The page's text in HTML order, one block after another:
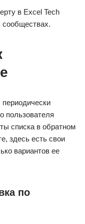
в Excel Tech
сообществах.
пользователя
списка в обратном
здесь есть свои
вариантов ее
по